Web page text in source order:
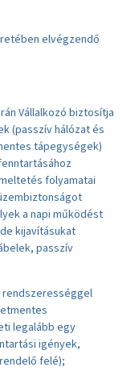
elvégzendő
Vállalkozó biztosítja
(passzív hálózat és
tápegységek)
folyamatai
a napi működést
kijavításukat
passzív
rendszerességgel
legalább egy
igények,
felé);